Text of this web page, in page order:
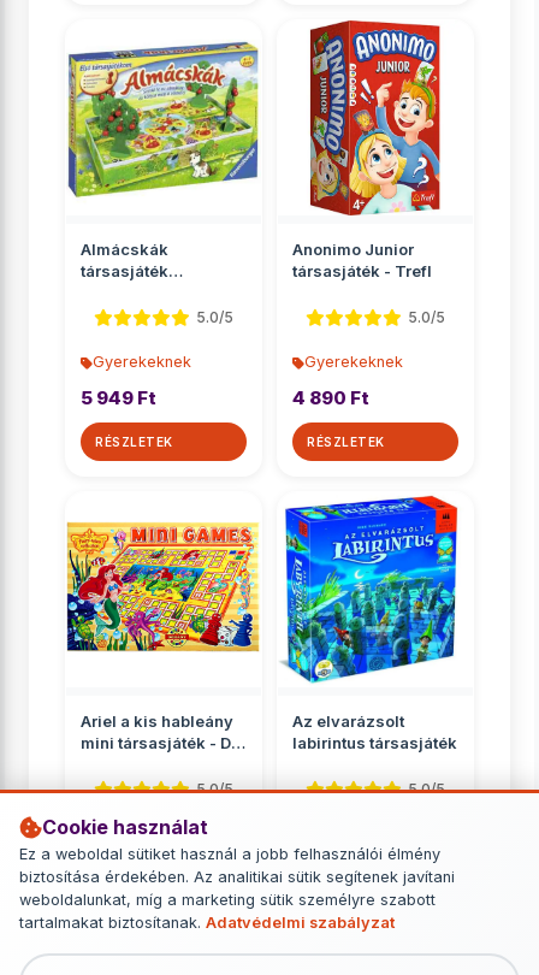
Cookie használat
Ez a weboldal sütiket használ a jobb felhasználói élmény
biztosítása érdekében. Az analitikai sütik segítenek javítani
weboldalunkat, míg a marketing sütik személyre szabott
tartalmakat biztosítanak. Adatvédelmi szabályzat
Almácskák
társasjáték
Ravensburger 5.0/5
Gyerekeknek
5 949 Ft
RÉSZLETEK
Anonimo Junior
társasjáték - Trefl
5.0/5
Gyerekeknek
4 890 Ft
RÉSZLETEK
Ariel a kis hableány
mini társasjáték - D-
5.0/5
Gyerekeknek
890 Ft
RÉSZLETEK
Az elvarázsolt
labirintus társasjáték
5.0/5
11 449 Ft
RÉSZLETEK